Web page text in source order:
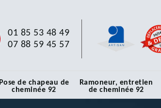
01 85 53 48 49
07 88 59 45 57
Pose de chapeau de
cheminée 92
Ramoneur, entretien
de cheminée 92